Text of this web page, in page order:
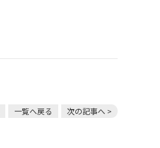
一覧へ戻る 次の記事へ >